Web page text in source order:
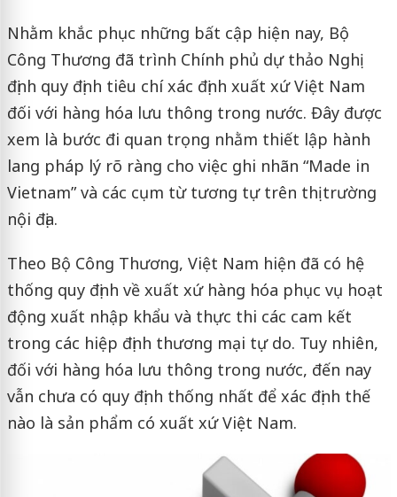
Nhằm khắc phục những bất cập hiện nay, Bộ
Công Thương đã trình Chính phủ dự thảo Nghị
định quy định tiêu chí xác định xuất xứ Việt Nam
đối với hàng hóa lưu thông trong nước. Đây được
xem là bước đi quan trọng nhằm thiết lập hành
lang pháp lý rõ ràng cho việc ghi nhãn “Made in
Vietnam” và các cụm từ tương tự trên thị trường
nội địa.
Theo Bộ Công Thương, Việt Nam hiện đã có hệ
thống quy định về xuất xứ hàng hóa phục vụ hoạt
động xuất nhập khẩu và thực thi các cam kết
trong các hiệp định thương mại tự do. Tuy nhiên,
đối với hàng hóa lưu thông trong nước, đến nay
vẫn chưa có quy định thống nhất để xác định thế
nào là sản phẩm có xuất xứ Việt Nam.